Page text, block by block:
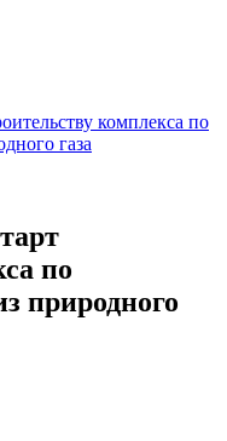
комплекса по
газа
по
природного